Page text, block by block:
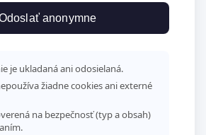
anonymne
je ukladaná ani odosielaná.
žiadne cookies ani externé
na bezpečnosť (typ a obsah)